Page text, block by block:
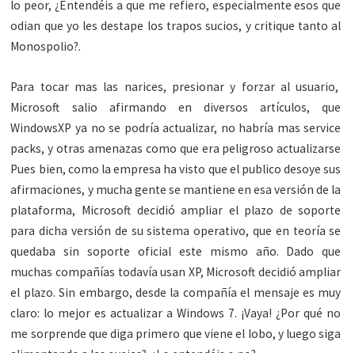
lo peor, ¿Entendéis a que me refiero, especialmente esos que
odian que yo les destape los trapos sucios, y critique tanto al
Monospolio?.
Para tocar mas las narices, presionar y forzar al usuario,
Microsoft salio afirmando en diversos artículos, que
WindowsXP ya no se podría actualizar, no habría mas service
packs, y otras amenazas como que era peligroso actualizarse
Pues bien, como la empresa ha visto que el publico desoye sus
afirmaciones, y mucha gente se mantiene en esa versión de la
plataforma, Microsoft decidió ampliar el plazo de soporte
para dicha versión de su sistema operativo, que en teoría se
quedaba sin soporte oficial este mismo año. Dado que
muchas compañías todavía usan XP, Microsoft decidió ampliar
el plazo. Sin embargo, desde la compañía el mensaje es muy
claro: lo mejor es actualizar a Windows 7. ¡Vaya! ¿Por qué no
me sorprende que diga primero que viene el lobo, y luego siga